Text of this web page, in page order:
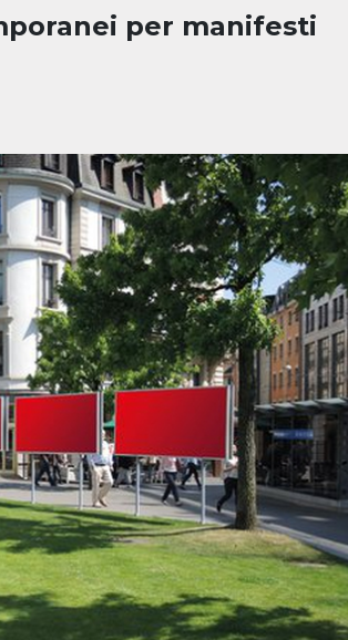
per manifesti